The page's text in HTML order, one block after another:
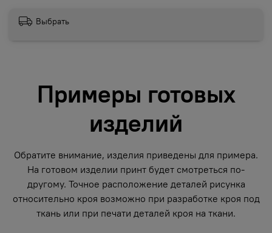
Выбрать
Примеры готовых
изделий
Обратите внимание, изделия приведены для примера.
На готовом изделии принт будет смотреться по-
другому. Точное расположение деталей рисунка
относительно кроя возможно при разработке кроя под
ткань или при печати деталей кроя на ткани.